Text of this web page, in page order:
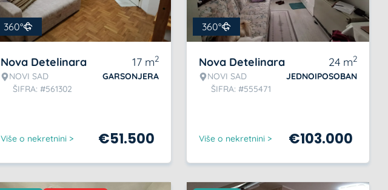
360°
Nova Detelinara
NOVI SAD
ŠIFRA: #561302
17 m2
GARSONJERA
Više o nekretnini > €51.500
360°
Nova Detelinara
NOVI SAD
ŠIFRA: #555471
24 m2
JEDNOIPOSOBAN
Više o nekretnini > €103.000